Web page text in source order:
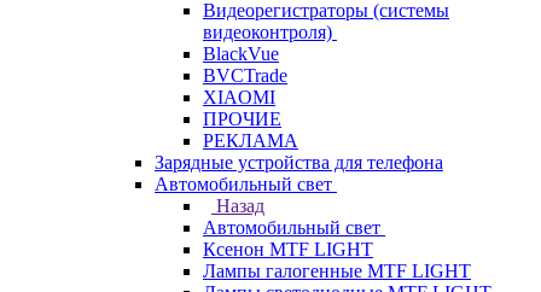
Видеорегистраторы (системы
видеоконтроля)
BlackVue
BVCTrade
XIAOMI
ПРОЧИЕ
РЕКЛАМА
Зарядные устройства для телефона
Автомобильный свет
Назад
Автомобильный свет
Ксенон MTF LIGHT
Лампы галогенные MTF LIGHT